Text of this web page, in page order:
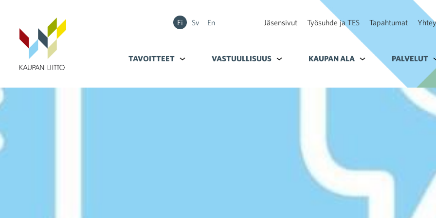
Fi Sv En Jäsensivut Työsuhde ja TES Tapahtumat
TAVOITTEET Alavalikko kohteelle Tavoitteet
VASTUULLISUUS Alavalikko kohteelle Vastuullisuus
KAUPAN ALA Alavalikko kohteelle
PALVELUT